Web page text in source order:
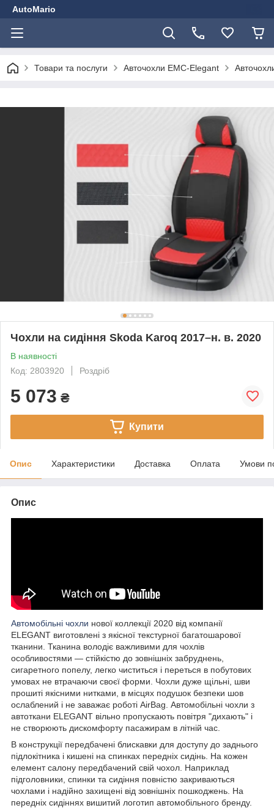
AutoMario
Товари та послуги Авточохли EMC-Elegant
Чохли на сидіння Skoda Karoq 2017–н. в. 2020
В наявності
Код: 2803920
Роздріб
5 073 ₴
Купити
Опис Характеристики Доставка Оплата Умови
Опис
Автомобільні чохли нової коллекції 2020 від компанії
ELEGANT виготовлені з якісної текстурної багатошарової
тканини. Тканина володіє важливими для чохлів
особливостями — стійкістю до зовнішніх забруднень,
сигаретного попелу, легко чиститься і переться в побутових
умовах не втрачаючи своєї форми. Чохли дуже щільні, шви
прошиті якісними нитками, в місцях подушок безпеки шов
ослаблений і не заважає роботі AirBag. Автомобільні чохли з
автоткани ELEGANT вільно пропускають повітря "дихають" і
не створюють дискомфорту пасажирам в літній час.
В конструкції передбачені блискавки для доступу до заднього
підлокітника і кишені на спинках передніх сидінь. На кожен
елемент салону передбачений свій чохол. Наприклад
підголовники, спинки та сидіння повністю закриваються
чохлами і надійно захищені від зовнішніх пошкоджень. На
передніх сидіннях вишитий логотип автомобільного бренду.